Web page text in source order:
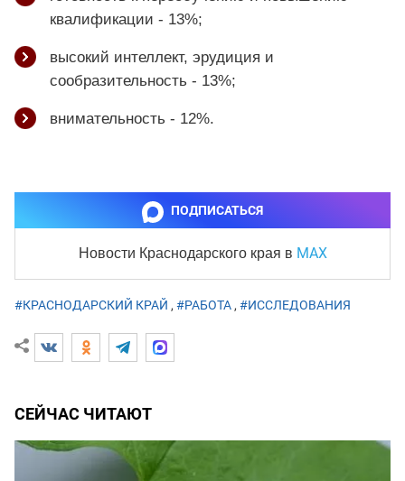
квалификации - 13%;
высокий интеллект, эрудиция и
сообразительность - 13%;
внимательность - 12%.
ПОДПИСАТЬСЯ
Новости Краснодарского края в MAX
#КРАСНОДАРСКИЙ КРАЙ , #РАБОТА, #ИССЛЕДОВАНИЯ
СЕЙЧАС ЧИТАЮТ